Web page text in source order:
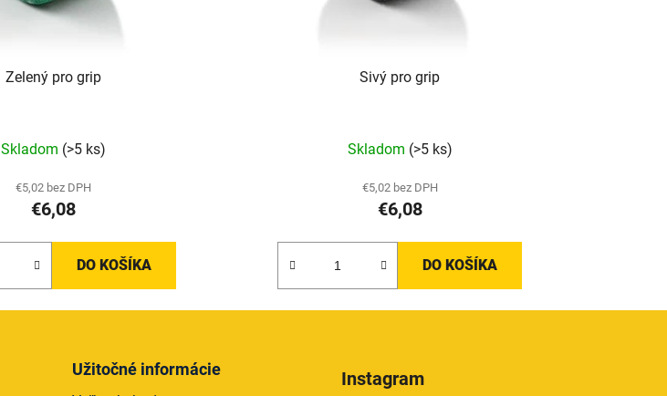
Zelený pro grip
Skladom (>5 ks)
€5,02 bez DPH
€6,08
DO KOŠÍKA
Sivý pro grip
Skladom (>5 ks)
€5,02 bez DPH
€6,08
DO KOŠÍKA
Užitočné informácie Instagram